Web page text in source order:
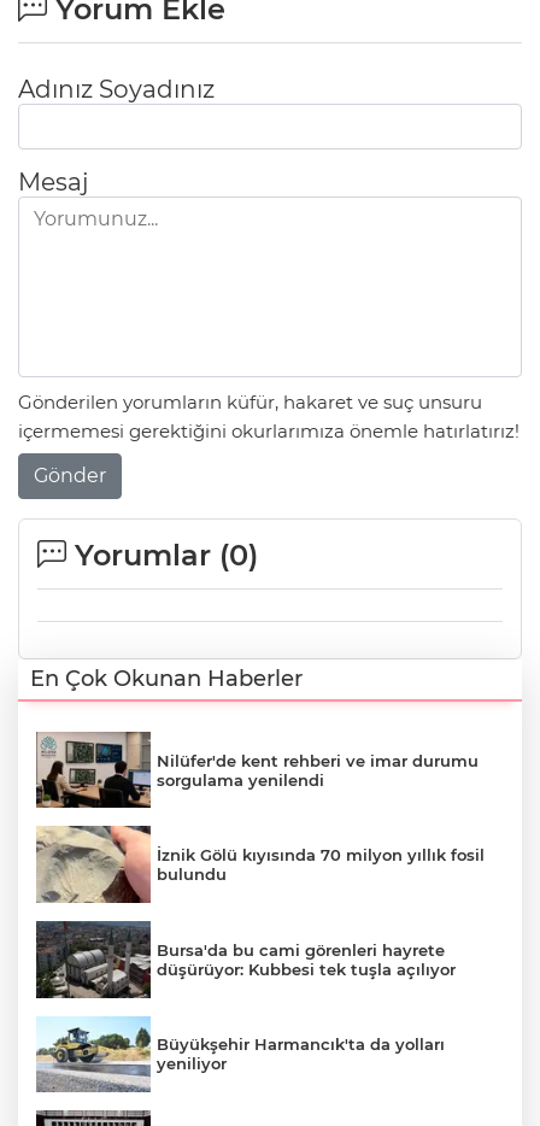
Yorum Ekle
Adınız Soyadınız
Mesaj
Gönderilen yorumların küfür, hakaret ve suç unsuru
içermemesi gerektiğini okurlarımıza önemle hatırlatırız!
Gönder
Yorumlar (0)
En Çok Okunan Haberler
Nilüfer'de kent rehberi ve imar durumu
sorgulama yenilendi
İznik Gölü kıyısında 70 milyon yıllık fosil
bulundu
Bursa'da bu cami görenleri hayrete
düşürüyor: Kubbesi tek tuşla açılıyor
Büyükşehir Harmancık'ta da yolları
yeniliyor